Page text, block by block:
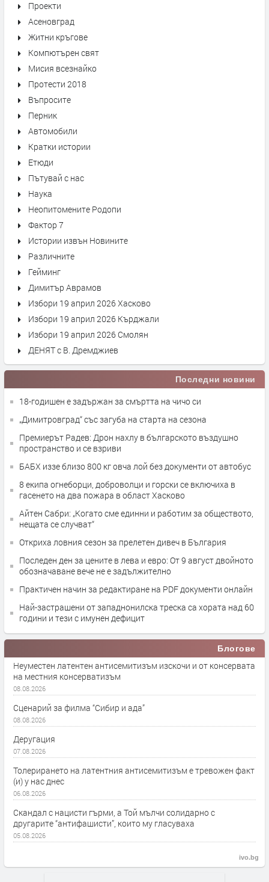
Проекти
Асеновград
Житни кръгове
Компютърен свят
Мисия всезнайко
Протести 2018
Въпросите
Перник
Автомобили
Кратки истории
Етюди
Пътувай с нас
Наука
Неопитомените Родопи
Фактор 7
Истории извън Новините
Различните
Гейминг
Димитър Аврамов
Избори 19 април 2026 Хасково
Избори 19 април 2026 Кърджали
Избори 19 април 2026 Смолян
ДЕНЯТ с В. Дремджиев
Последни новини
18-годишен е задържан за смъртта на чичо си
„Димитровград“ със загуба на старта на сезона
Премиерът Радев: Дрон нахлу в българското въздушно
пространство и се взриви
БАБХ иззе близо 800 кг овча лой без документи от автобус
8 екипа огнеборци, доброволци и горски се включиха в
гасенето на два пожара в област Хасково
Айтен Сабри: „Когато сме единни и работим за обществото,
нещата се случват“
Откриха ловния сезон за прелетен дивеч в България
Последен ден за цените в лева и евро: От 9 август двойното
обозначаване вече не е задължително
Практичен начин за редактиране на PDF документи онлайн
Най-застрашени от западнонилска треска са хората над 60
години и тези с имунен дефицит
Блогове
Неуместен латентен антисемитизъм изскочи и от консервата
на местния консерватизъм
08.08.2026
Сценарий за филма “Сибир и ада”
08.08.2026
Деругация
07.08.2026
Толерирането на латентния антисемитизъм е тревожен факт
(и) у нас днес
06.08.2026
Скандал с нацисти гърми, а Той мълчи солидарно с
другарите “антифашисти”, които му гласуваха
05.08.2026
ivo.bg